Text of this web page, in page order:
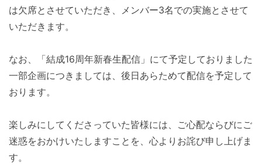
は欠席とさせていただき、メンバー3名での実施とさせて
いただきます。
なお、「結成16周年新春生配信」にて予定しておりました
一部企画につきましては、後日あらためて配信を予定して
おります。
楽しみにしてくださっていた皆様には、ご心配ならびにご
迷惑をおかけいたしますことを、心よりお詫び申し上げま
す。